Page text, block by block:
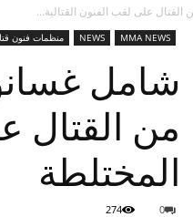
على لقب الفنون القتالية...
MMA NEWS
NEWS منظمات فنون
شامل
من القتال
المختلطة
0
274